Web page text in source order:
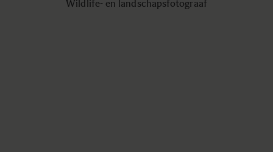
Wildlife- en landschapsfotograaf